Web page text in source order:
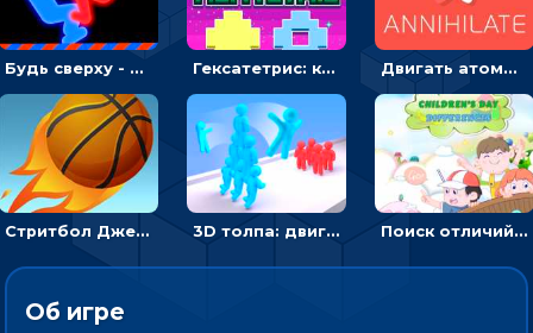
Будь сверху - борись с другом и выигрывай Гексатетрис: кидать блок, чтобы складывать три в ряд - головоломка Двигать атомы, чтобы соединить – головоломка
Стритбол Джем - спортивный бросок мяча в кольцо 3D толпа: двигаться и собирать цветных человечков Поиск отличий на картинках с детьми - головоломка
Об игре